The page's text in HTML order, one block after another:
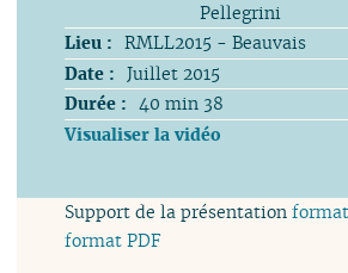
Pellegrini
Lieu : RMLL2015 - Beauvais
Date : Juillet 2015
Durée : 40 min 38
Visualiser la vidéo
Support de la présentation
format PDF